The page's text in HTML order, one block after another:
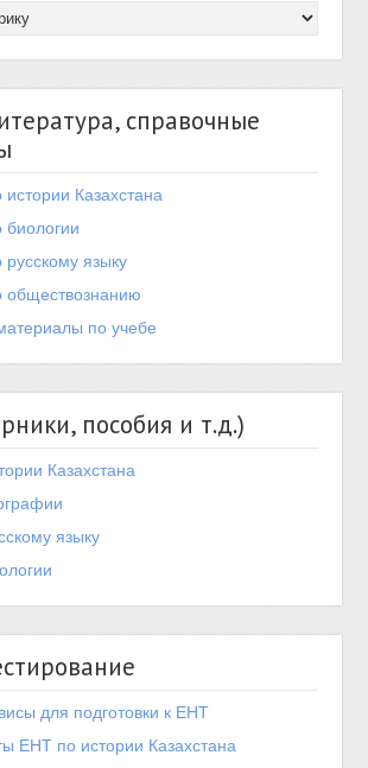
справочные
Казахстана
биологии
языку
обществознанию
по учебе
пособия и т.д.)
Казахстана
языку
для подготовки к ЕНТ
ЕНТ по истории Казахстана